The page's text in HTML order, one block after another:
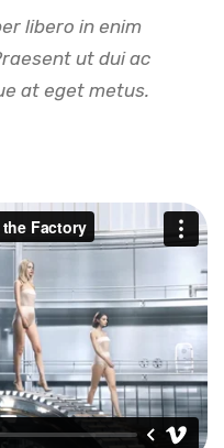
libero in enim
ut dui ac
at eget metus.